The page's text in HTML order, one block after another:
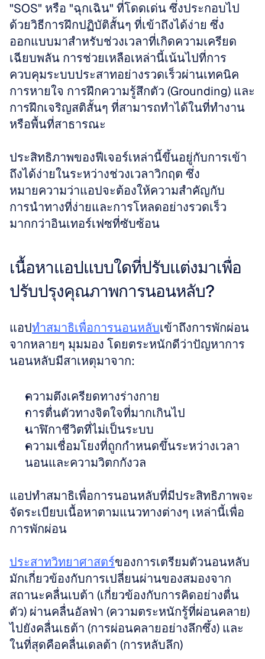
"SOS" หรือ "ฉุกเฉิน" ที่โดดเด่น ซึ่งประกอบไป
ด้วยวิธีการฝึกปฏิบัติสั้นๆ ที่เข้าถึงได้ง่าย ซึ่ง
ออกแบบมาสำหรับช่วงเวลาที่เกิดความเครียด
เฉียบพลัน การช่วยเหลือเหล่านี้เน้นไปที่การ
ควบคุมระบบประสาทอย่างรวดเร็วผ่านเทคนิค
การหายใจ การฝึกความรู้สึกตัว (Grounding) และ
การฝึกเจริญสติสั้นๆ ที่สามารถทำได้ในที่ทำงาน
หรือพื้นที่สาธารณะ
ประสิทธิภาพของฟีเจอร์เหล่านี้ขึ้นอยู่กับการเข้า
ถึงได้ง่ายในระหว่างช่วงเวลาวิกฤต ซึ่ง
หมายความว่าแอปจะต้องให้ความสำคัญกับ
การนำทางที่ง่ายและการโหลดอย่างรวดเร็ว
มากกว่าอินเทอร์เฟซที่ซับซ้อน
เนื้อหาแอปแบบใดที่ปรับแต่งมาเพื่อ
ปรับปรุงคุณภาพการนอนหลับ?
แอปทำสมาธิเพื่อการนอนหลับเข้าถึงการพักผ่อน
จากหลายๆ มุมมอง โดยตระหนักดีว่าปัญหาการ
นอนหลับมีสาเหตุมาจาก:
ความตึงเครียดทางร่างกาย
การตื่นตัวทางจิตใจที่มากเกินไป
นาฬิกาชีวิตที่ไม่เป็นระบบ
ความเชื่อมโยงที่ถูกกำหนดขึ้นระหว่างเวลา
นอนและความวิตกกังวล
แอปทำสมาธิเพื่อการนอนหลับที่มีประสิทธิภาพจะ
จัดระเบียบเนื้อหาตามแนวทางต่างๆ เหล่านี้เพื่อ
การพักผ่อน
ประสาทวิทยาศาสตร์ของการเตรียมตัวนอนหลับ
มักเกี่ยวข้องกับการเปลี่ยนผ่านของสมองจาก
สถานะคลื่นเบต้า (เกี่ยวข้องกับการคิดอย่างตื่น
ตัว) ผ่านคลื่นอัลฟ่า (ความตระหนักรู้ที่ผ่อนคลาย)
ไปยังคลื่นเธต้า (การผ่อนคลายอย่างลึกซึ้ง) และ
ในที่สุดคือคลื่นเดลต้า (การหลับลึก)